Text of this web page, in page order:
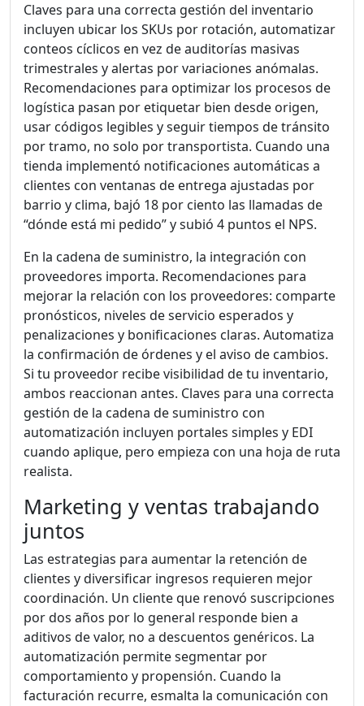
Claves para una correcta gestión del inventario
incluyen ubicar los SKUs por rotación, automatizar
conteos cíclicos en vez de auditorías masivas
trimestrales y alertas por variaciones anómalas.
Recomendaciones para optimizar los procesos de
logística pasan por etiquetar bien desde origen,
usar códigos legibles y seguir tiempos de tránsito
por tramo, no solo por transportista. Cuando una
tienda implementó notificaciones automáticas a
clientes con ventanas de entrega ajustadas por
barrio y clima, bajó 18 por ciento las llamadas de
“dónde está mi pedido” y subió 4 puntos el NPS.
En la cadena de suministro, la integración con
proveedores importa. Recomendaciones para
mejorar la relación con los proveedores: comparte
pronósticos, niveles de servicio esperados y
penalizaciones y bonificaciones claras. Automatiza
la confirmación de órdenes y el aviso de cambios.
Si tu proveedor recibe visibilidad de tu inventario,
ambos reaccionan antes. Claves para una correcta
gestión de la cadena de suministro con
automatización incluyen portales simples y EDI
cuando aplique, pero empieza con una hoja de ruta
realista.
Marketing y ventas trabajando
juntos
Las estrategias para aumentar la retención de
clientes y diversificar ingresos requieren mejor
coordinación. Un cliente que renovó suscripciones
por dos años por lo general responde bien a
aditivos de valor, no a descuentos genéricos. La
automatización permite segmentar por
comportamiento y propensión. Cuando la
facturación recurre, esmalta la comunicación con